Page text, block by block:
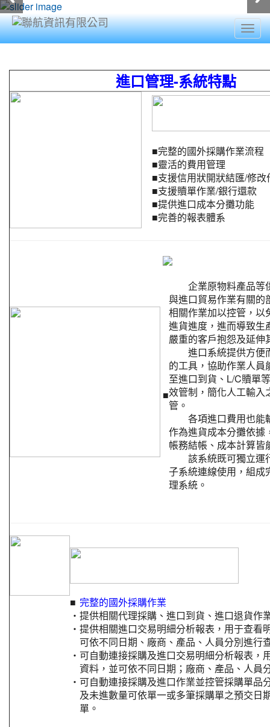
進口管理-系統特點
■完整的國外採購作業流程
■靈活的費用管理
■支援信用狀開狀結匯/修改
■支援贖單作業/銀行還款
■提供進口成本分攤功能
■完善的報表體系
■
企業原物料產品等
與進口貿易作業有關的
相關作業加以控管，以
進貨進度，進而導致生
嚴重的客戶抱怨及延伸
進口系統提供方便
的工具，協助作業人員
至進口到貨、L/C贖單
效管制，簡化人工輸入
管。
各項進口費用也能
作為進貨成本分攤依據
帳務結帳、成本計算皆
該系統既可獨立運
子系統連線使用，組成
理系統。
■ 完整的國外採購作業
‧ 提供相關代理採購、進口到貨、進口退貨作
‧ 提供相關進口交易明細分析報表，用于查看
可依不同日期、廠商、產品、人員分別進行
‧ 可自動連接採購及進口交易明細分析報表，
資料，並可依不同日期；廠商、產品、人員
‧ 可自動連接採購及進口作業並控管採購單品
及未進數量可依單一或多筆採購單之預交日
單。